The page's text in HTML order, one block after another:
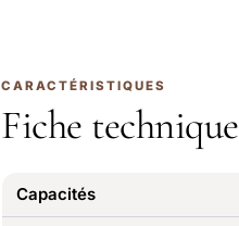
CARACTÉRISTIQUES
Fiche technique
Capacités